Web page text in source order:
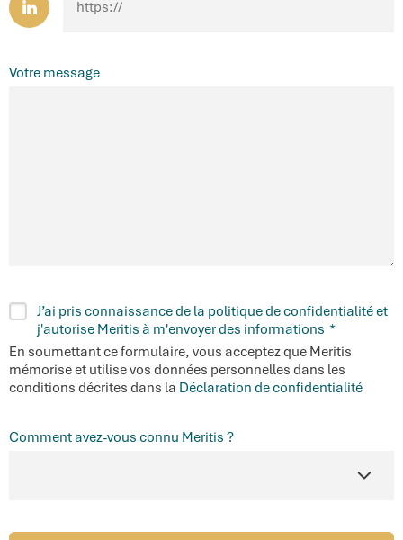
Votre message
RGPDJ’ai pris connaissance de la politique de confidentialité et
j'autorise Meritis à m'envoyer des informations *
En soumettant ce formulaire, vous acceptez que Meritis
mémorise et utilise vos données personnelles dans les
conditions décrites dans la Déclaration de confidentialité
Comment avez-vous connu Meritis ?